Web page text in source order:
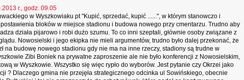
r., godz. 09.05
w Wyszkowiaku pt "Kupić, sprzedać, kupić ......", w którym stanowczo i
bloków w miejsce stadionu i budowa nowego przy cmentarzu. Trudno aby
działa pijarowo i robi dużo szumu. To co inni szeptali, głównie osoby związane z
Nowosielski i jego ekipka nie mieli argumentów, trudno było dalej przekonać, że
na budowę nowego stadionu gdy nie ma na inne rzeczy, stadiony są trudne w
Zibi Boniek na prywatne zaproszenie ale nie było konferencji z Nowosielskim,
w Wyszkowie. Wszystko się więc rypło do wyborów. Jest pytanie czy Okrzei jako
? Dlaczego gmina nie przejęła strategicznego odcinka ul Sowińskiego, obecnie